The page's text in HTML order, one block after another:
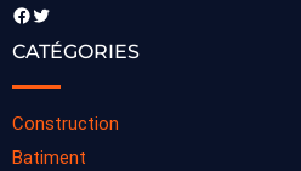
Facebook Twitter
CATÉGORIES
Construction
Batiment